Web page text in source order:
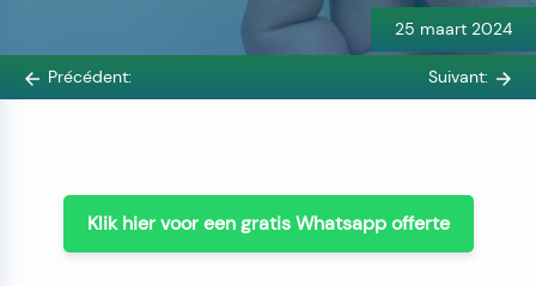
25 maart 2024
Précédent: Suivant:
Klik hier voor een gratis Whatsapp offerte